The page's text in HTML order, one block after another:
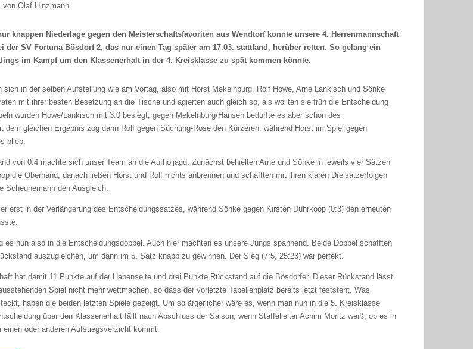
von Olaf Hinzmann
knappen Niederlage gegen den Meisterschaftsfavoriten aus Wendtorf konnte unsere 4. Herrenmannschaft
der SV Fortuna Bösdorf 2, das nur einen Tag später am 17.03. stattfand, herüber retten. So gelang ein
im Kampf um den Klassenerhalt in der 4. Kreisklasse zu spät kommen könnte.
sich in der selben Aufstellung wie am Vortag, also mit Horst Mekelnburg, Rolf Howe, Arne Lankisch und Sönke
mit ihrer besten Besetzung an die Tische und agierten auch gleich so, als wollten sie früh die Entscheidung
wurden Howe/Lankisch mit 3:0 besiegt, gegen Mekelnburg/Hansen bedurfte es aber schon des
dem gleichen Ergebnis zog dann Rolf gegen Süchting-Rose den Kürzeren, während Horst im Spiel gegen
blieb.
von 0:4 machte sich unser Team an die Aufholjagd. Zunächst behielten Arne und Sönke in jeweils vier Sätzen
die Oberhand, danach ließen Horst und Rolf nichts anbrennen und schafften mit ihren klaren Dreisatzerfolgen
Scheunemann den Ausgleich.
erst in der Verlängerung des Entscheidungssatzes, während Sönke gegen Kirsten Dührkoop (0:3) den erneuten
es nun also in die Entscheidungsdoppel. Auch hier machten es unsere Jungs spannend. Beide Doppel schafften
auszugleichen, um dann im 5. Satz knapp zu gewinnen. Der Sieg (7:5, 25:23) war perfekt.
hat damit 11 Punkte auf der Habenseite und drei Punkte Rückstand auf die Bösdorfer. Dieser Rückstand lässt
Spiel nicht mehr wettmachen, so dass der vorletzte Tabellenplatz bereits jetzt feststeht. Was
haben die beiden letzten Spiele gezeigt. Um so ärgerlicher wäre es, wenn man nun in die 5. Kreisklasse
über den Klassenerhalt fällt nach Abschluss der Saison, wenn Staffelleiter Achim Moritz weiß, ob es in
oder anderen Aufstiegsverzicht kommt.